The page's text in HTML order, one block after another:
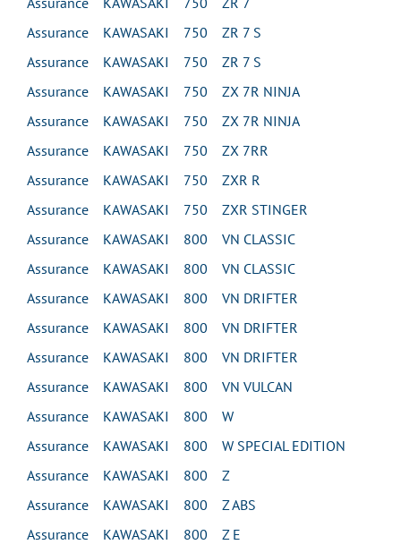
Assurance KAWASAKI 750 ZR 7 S
Assurance KAWASAKI 750 ZR 7 S
Assurance KAWASAKI 750 ZX 7R NINJA
Assurance KAWASAKI 750 ZX 7R NINJA
Assurance KAWASAKI 750 ZX 7RR
Assurance KAWASAKI 750 ZXR R
Assurance KAWASAKI 750 ZXR STINGER
Assurance KAWASAKI 800 VN CLASSIC
Assurance KAWASAKI 800 VN CLASSIC
Assurance KAWASAKI 800 VN DRIFTER
Assurance KAWASAKI 800 VN DRIFTER
Assurance KAWASAKI 800 VN DRIFTER
Assurance KAWASAKI 800 VN VULCAN
Assurance KAWASAKI 800 W
Assurance KAWASAKI 800 W SPECIAL EDITION
Assurance KAWASAKI 800 Z
Assurance KAWASAKI 800 Z ABS
Assurance KAWASAKI 800 Z E